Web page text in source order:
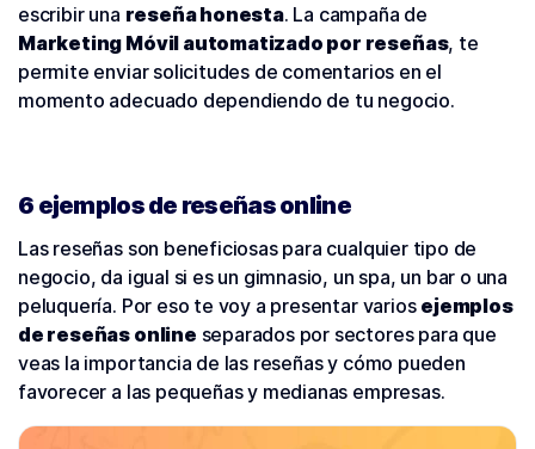
escribir una reseña honesta. La campaña de
Marketing Móvil automatizado por reseñas, te
permite enviar solicitudes de comentarios en el
momento adecuado dependiendo de tu negocio.
6 ejemplos de reseñas online
Las reseñas son beneficiosas para cualquier tipo de
negocio, da igual si es un gimnasio, un spa, un bar o una
peluquería. Por eso te voy a presentar varios ejemplos
de reseñas online separados por sectores para que
veas la importancia de las reseñas y cómo pueden
favorecer a las pequeñas y medianas empresas.